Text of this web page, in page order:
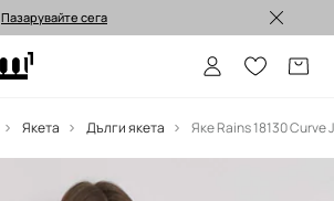
Изпращане до 24 часа >
Пазарувайте сега
Якета Дълги якета Яке Rains 18130 Curve